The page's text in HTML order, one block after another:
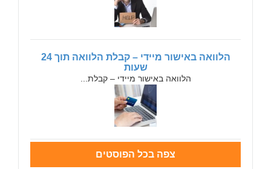
הלוואה באישור מיידי – קבלת הלוואה תוך 24
שעות
הלוואה באישור מיידי – קבלת...
צפה בכל הפוסטים